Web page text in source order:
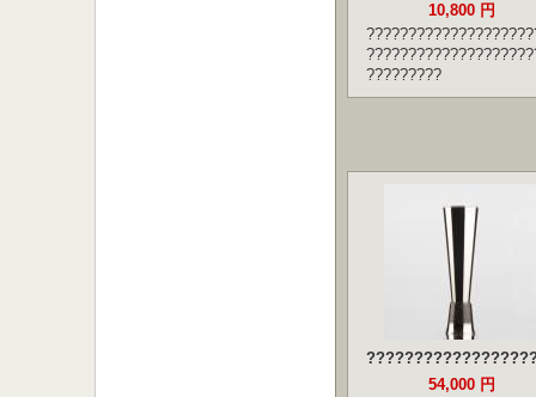
10,800 円
?????????
54,000 円